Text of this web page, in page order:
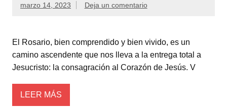
marzo 14, 2023 Deja un comentario
El Rosario, bien comprendido y bien vivido, es un
camino ascendente que nos lleva a la entrega total a
Jesucristo: la consagración al Corazón de Jesús. V
LEER MÁS